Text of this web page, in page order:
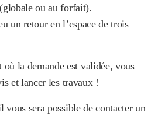
ou au forfait).
un retour en l’espace de trois
la demande est validée, vous
et lancer les travaux !
sera possible de contacter un